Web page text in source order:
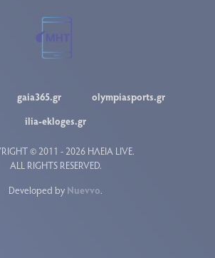
gaia365.gr
olympiasports.gr
ilia-ekloges.gr
© 2011 - 2026 ΗΛΕΙΑ LIVE.
ALL RIGHTS RESERVED.
Developed by Nuevvo.